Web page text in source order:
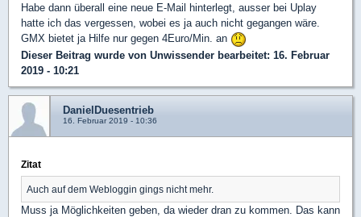
Habe dann überall eine neue E-Mail hinterlegt, ausser bei Uplay
hatte ich das vergessen, wobei es ja auch nicht gegangen wäre.
GMX bietet ja Hilfe nur gegen 4Euro/Min. an
Dieser Beitrag wurde von Unwissender bearbeitet: 16. Februar
2019 - 10:21
DanielDuesentrieb
16. Februar 2019 - 10:36
Zitat
Auch auf dem Webloggin gings nicht mehr.
Muss ja Möglichkeiten geben, da wieder dran zu kommen. Das kann